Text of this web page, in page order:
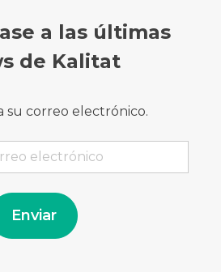
a las últimas
de Kalitat
su correo electrónico.
Enviar